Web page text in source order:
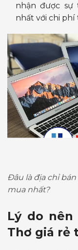
nhận được
nhất với chi phí
Đâu là địa chỉ
mua nhất?
Lý do nên
Thơ giá rẻ